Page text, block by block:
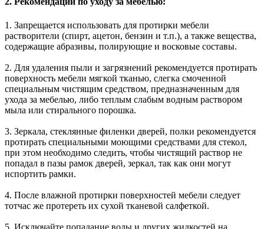
1. Запрещается использовать для протирки мебели
растворители (спирт, ацетон, бензин и т.п.), а также вещества,
содержащие абразивы, полирующие и восковые составы.
2. Для удаления пыли и загрязнений рекомендуется протирать
поверхность мебели мягкой тканью, слегка смоченной
специальным чистящим средством, предназначенным для
ухода за мебелью, либо теплым слабым водным раствором
мыла или стирального порошка.
3. Зеркала, стеклянные филенки дверей, полки рекомендуется
протирать специальными моющими средствами для стекол,
при этом необходимо следить, чтобы чистящий раствор не
попадал в пазы рамок дверей, зеркал, так как они могут
испортить рамки.
4. После влажной протирки поверхностей мебели следует
тотчас же протереть их сухой тканевой салфеткой.
5. Исключайте попадание воды и других жидкостей на